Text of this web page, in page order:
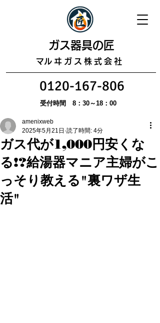
​ガス器具の匠
​マルヰガス株式会社
0120-167-806
受付時間 8：30～18：00
ガス代が1,000円安くな
る!?給湯器マニア主婦がこ
っそり教える"裏ワザ生
活"
amenixweb
2025年5月21日 読了時間: 4分